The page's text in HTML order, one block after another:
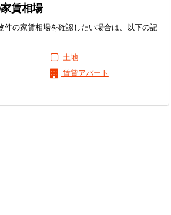
賃相場
件の家賃相場を確認したい場合は、以下の記
土地
賃貸アパート